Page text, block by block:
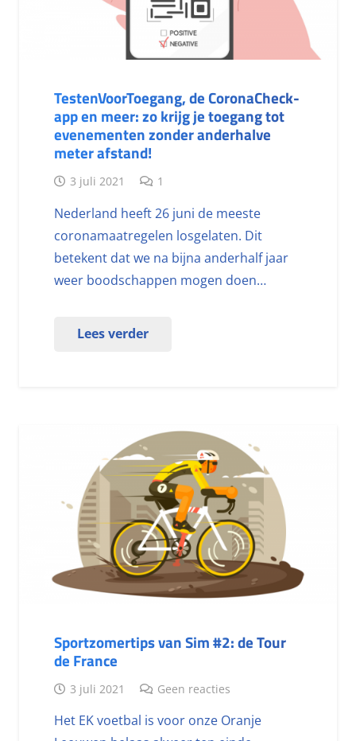
TestenVoorToegang, de CoronaCheck-
app en meer: zo krijg je toegang tot
evenementen zonder anderhalve
meter afstand!
3 juli 2021 1
Nederland heeft 26 juni de meeste
coronamaatregelen losgelaten. Dit
betekent dat we na bijna anderhalf jaar
weer boodschappen mogen doen…
Lees verder
Sportzomertips van Sim #2: de Tour
de France
3 juli 2021 Geen reacties
Het EK voetbal is voor onze Oranje